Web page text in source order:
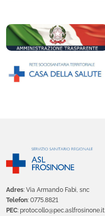
Adres: Via Armando Fabi, snc
Telefon: 0775.8821
PEC: protocollo@pec.aslfrosinone.it